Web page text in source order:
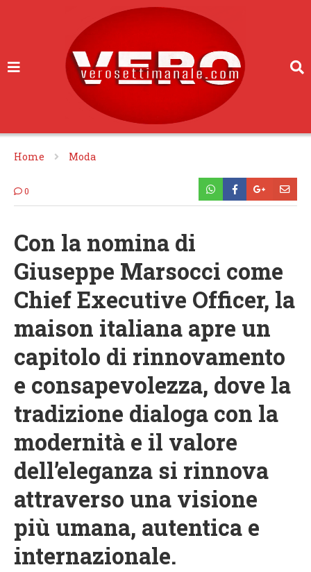
Home Moda
0
Con la nomina di
Giuseppe Marsocci come
Chief Executive Officer, la
maison italiana apre un
capitolo di rinnovamento
e consapevolezza, dove la
tradizione dialoga con la
modernità e il valore
dell’eleganza si rinnova
attraverso una visione
più umana, autentica e
internazionale.